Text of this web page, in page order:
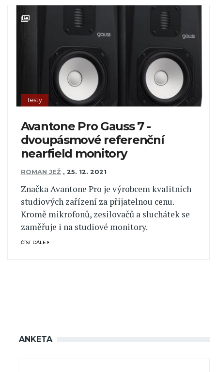
Testy
Avantone Pro Gauss 7 -
dvoupásmové referenční
nearfield monitory
ROMAN JEŽ , 25. 12. 2021
Značka Avantone Pro je výrobcem kvalitních
studiových zařízení za přijatelnou cenu.
Kromě mikrofonů, zesilovačů a sluchátek se
zaměřuje i na studiové monitory.
ČÍST DÁLE
ANKETA